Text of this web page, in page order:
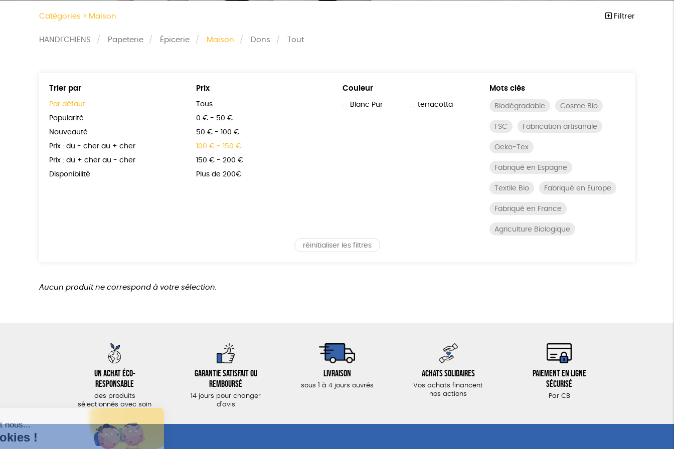
Catégories > Maison Filtrer
HANDI’CHIENS Papeterie Épicerie Maison Dons Tout
Trier par
Par défaut
Popularité
Nouveauté
Prix : du - cher au + cher
Prix : du + cher au - cher
Disponibilité
Prix
Tous
0 € - 50 €
50 € - 100 €
100 € - 150 €
150 € - 200 €
Plus de 200€
Couleur
Blanc Pur terracotta
Mots clés
Biodégradable Cosme Bio
FSC Fabrication artisanale
Oeko-Tex
Fabriqué en Espagne
Textile Bio Fabriqué en Europe
Fabriqué en France
Agriculture Biologique
réinitialiser les filtres
Aucun produit ne correspond à votre sélection.
Un achat éco-
responsable
des produits
sélectionnés avec soin
Garantie satisfait ou
remboursé
14 jours pour changer
d'avis
Livraison
sous 1 à 4 jours ouvrés
Achats solidaires
Vos achats financent
nos actions
Paiement en ligne
sécurisé
Par CB